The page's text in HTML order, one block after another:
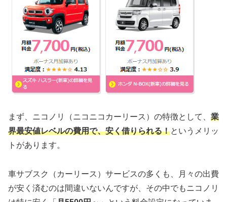
まず、ニコノリ（ニコニコカーリース）の特徴として、 業
界最安値レベルの費用で、安く借りられる！というメリッ
トがあります。
車サブスク（カーリース）サービスの多くも、月々の出費
が安く済むのは間違いないんですが、その中でもニコノリ